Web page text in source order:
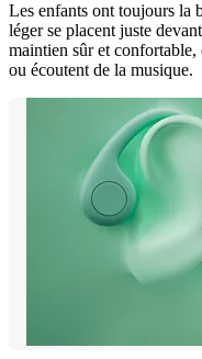
Les enfants ont toujours la
léger se placent juste
maintien sûr et
ou écoutent de la musique.